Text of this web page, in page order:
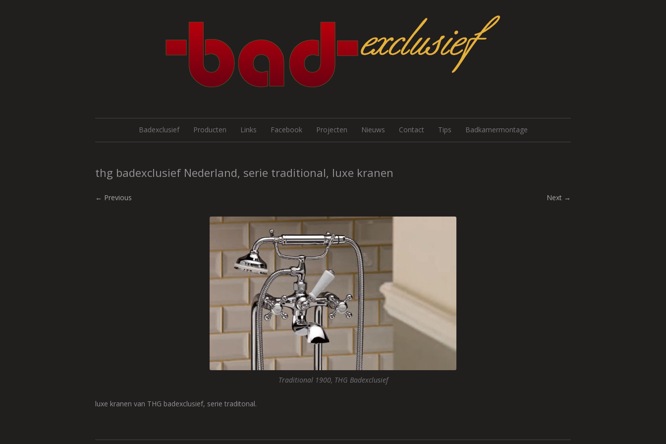
Skip to content
Badexclusief
Producten Links Facebook Projecten Nieuws Contact Tips Badkamermontage
thg badexclusief Nederland, serie traditional, luxe kranen
← Previous Next →
Traditional 1900, THG Badexclusief
luxe kranen van THG badexclusief, serie traditonal.